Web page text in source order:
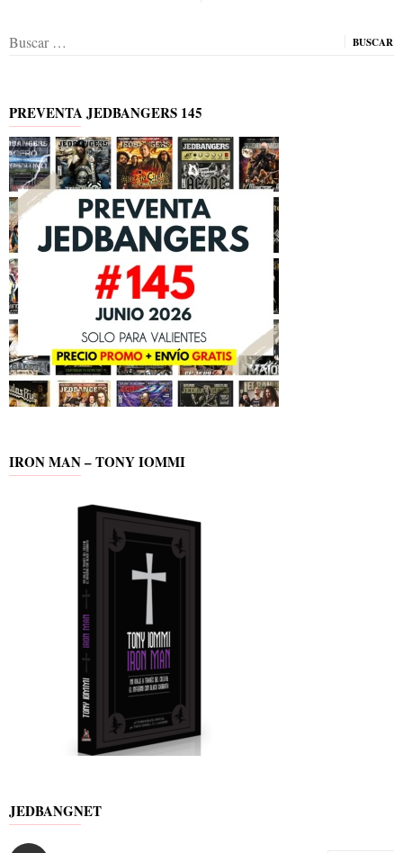
Buscar:
PREVENTA JEDBANGERS 145
IRON MAN – TONY IOMMI
JEDBANGNET